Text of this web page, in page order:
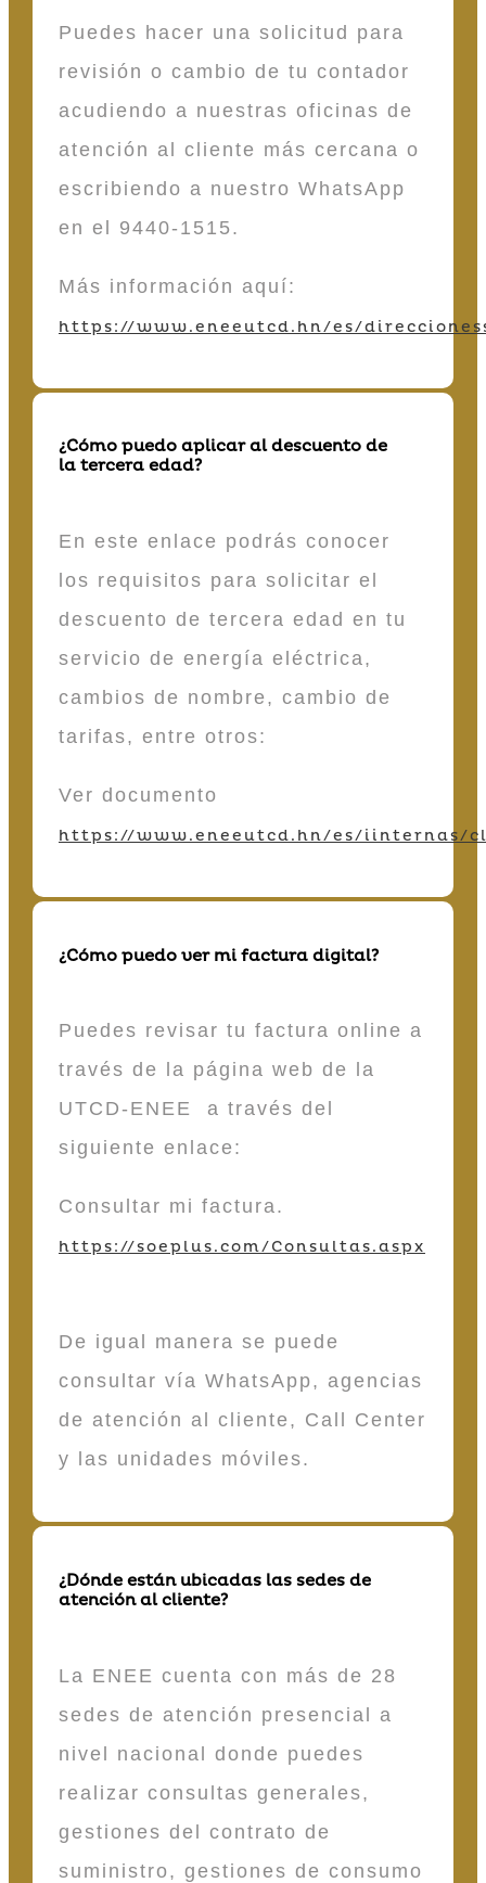
Puedes hacer una solicitud para
revisión o cambio de tu contador
acudiendo a nuestras oficinas de
atención al cliente más cercana o
escribiendo a nuestro WhatsApp
en el 9440-1515.
Más información aquí:
https://www.eneeutcd.hn/es/
¿Cómo puedo aplicar al descuento de
la tercera edad?
En este enlace podrás conocer
los requisitos para solicitar el
descuento de tercera edad en tu
servicio de energía eléctrica,
cambios de nombre, cambio de
tarifas, entre otros:
Ver documento
https://www.eneeutcd.hn/es/iinternas/
¿Cómo puedo ver mi factura digital?
Puedes revisar tu factura online a
través de la página web de la
UTCD-ENEE a través del
siguiente enlace:
Consultar mi factura.
https://soeplus.com/Consultas.aspx
De igual manera se puede
consultar vía WhatsApp, agencias
de atención al cliente, Call Center
y las unidades móviles.
¿Dónde están ubicadas las sedes de
atención al cliente?
La ENEE cuenta con más de 28
sedes de atención presencial a
nivel nacional donde puedes
realizar consultas generales,
gestiones del contrato de
suministro, gestiones de consumo